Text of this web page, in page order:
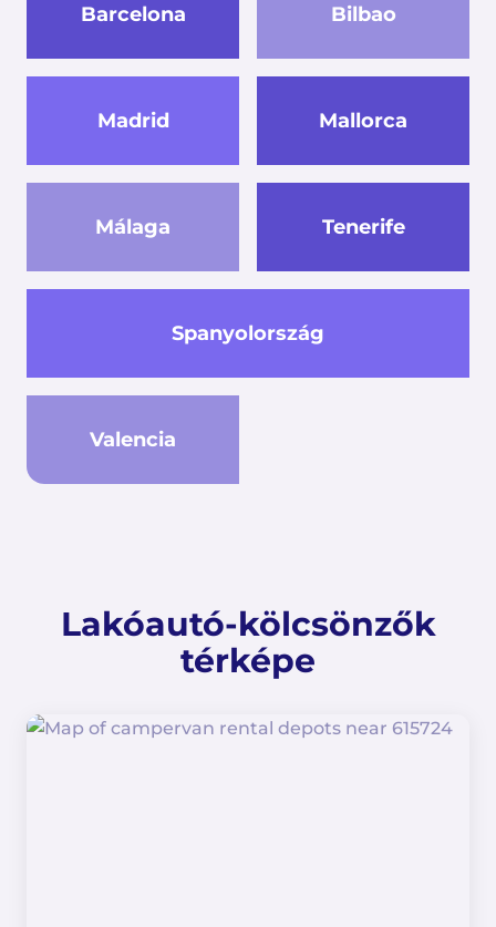
Barcelona Bilbao
Madrid Mallorca
Málaga
Spanyolország
Tenerife
Valencia
Lakóautó-kölcsönzők
térképe